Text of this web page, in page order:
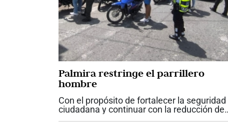
Palmira restringe el parrillero
hombre
Con el propósito de fortalecer la seguridad
ciudadana y continuar con la reducción de
los índices de criminalidad, el alcalde de